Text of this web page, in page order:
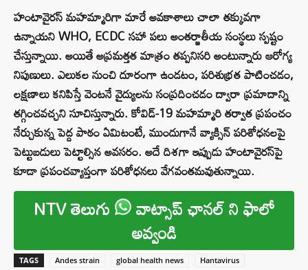
హంటావైరస్ మహమ్మారిగా మారే అవకాశాలు చాలా తక్కువగా
ఉన్నాయని WHO, ECDC సహా పలు అంతర్జాతీయ సంస్థలు స్పష్టం
చేస్తున్నాయి. అయితే అప్రమత్తత మాత్రం తప్పనిసరి అంటున్నారు ఆరోగ్య
నిపుణులు. ఎలుకల నుంచి దూరంగా ఉండటం, పరిశుభ్రత పాటించడం,
లక్షణాలు కనిపిస్తే వెంటనే వైద్యులను సంప్రదించడం ద్వారా ప్రమాదాన్ని
తగ్గించవచ్చని సూచిస్తున్నారు. కోవిడ్-19 మహమ్మారి తర్వాత ప్రపంచం
నేర్చుకున్న పెద్ద పాఠం ఏమిటంటే, ముందుగానే వ్యాక్సిన్ పరిశోధనలపై
పెట్టుబడులు పెట్టాల్సిన అవసరం. అదే దిశగా ఇప్పుడు హంటావైరస్‌పై
కూడా ప్రపంచవ్యాప్తంగా పరిశోధనలు వేగవంతమవుతున్నాయి.
NTV తెలుగు వాట్సాప్ ఛానల్ ని ఫాలో
అవ్వండి
TAGS Andes strain global health news
Hantavirus